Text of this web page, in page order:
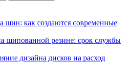
шин: как создаются современные
шипованной резине: срок службы
дизайна дисков на расход